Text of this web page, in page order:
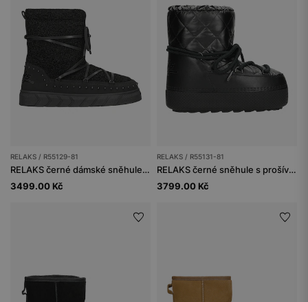
RELAKS / R55129-81
RELAKS černé dámské sněhule s beránkovou kožešinou
3499.00 Kč
RELAKS / R55131-81
RELAKS černé sněhule s prošívaným materiálem
3799.00 Kč